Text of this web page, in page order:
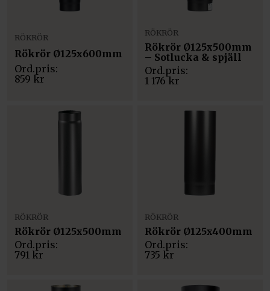
RÖKRÖR
Rökrör Ø125x600mm
859 kr
RÖKRÖR
Rökrör Ø125x500mm
– Sotlucka & spjäll
1 176kr
RÖKRÖR
Rökrör Ø125x500mm
791 kr
RÖKRÖR
Rökrör Ø125x400mm
735 kr